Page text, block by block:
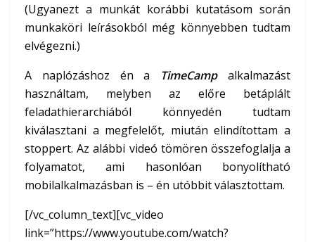
(Ugyanezt a munkát korábbi kutatásom során
munkaköri leírásokból még könnyebben tudtam
elvégezni.)
A naplózáshoz én a TimeCampalkalmazást
használtam, melyben az előre betáplált
feladathierarchiából könnyedén tudtam
kiválasztani a megfelelőt, miután elindítottam a
stoppert. Az alábbi videó tömören összefoglalja a
folyamatot, ami hasonlóan bonyolítható
mobilalkalmazásban is – én utóbbit választottam.
[/vc_column_text][vc_video
link=”https://www.youtube.com/watch?